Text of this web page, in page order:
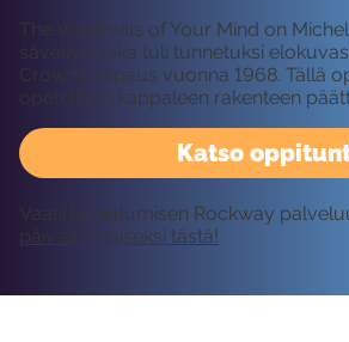
Katso
The Windmills of Your Mind on
sävellys, joka tuli tunnetuksi
Crownin tapaus vuonna 1968. Tällä
opetellaan kappaleen rakenteen
Vaatii kirjautumisen Rockway
päivää ilmaiseksi tästä!